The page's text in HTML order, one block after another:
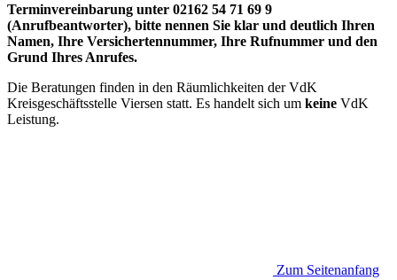
Terminvereinbarung unter 02162 54 71 69 9
(Anrufbeantworter), bitte nennen Sie klar und deutlich Ihren
Namen, Ihre Versichertennummer, Ihre Rufnummer und den
Grund Ihres Anrufes.
Die Beratungen finden in den Räumlichkeiten der VdK
Kreisgeschäftsstelle Viersen statt. Es handelt sich um keine VdK
Leistung.
Zum Seitenanfang